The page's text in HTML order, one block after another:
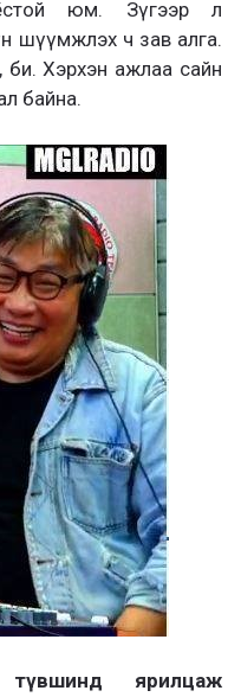
ёстой юм. Зүгээр л
шүүмжлэх ч зав алга.
би. Хэрхэн ажлаа сайн
байна.
ярилцаж